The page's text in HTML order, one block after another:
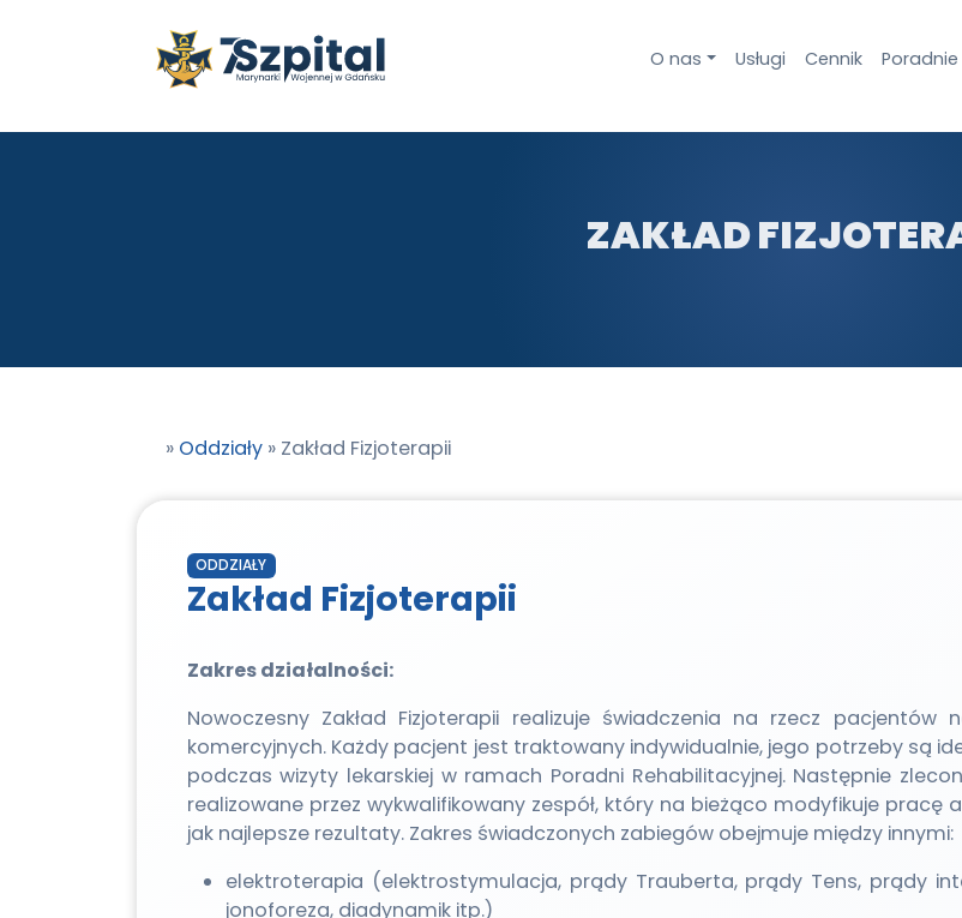
O nas Usługi Cennik Poradnie
ZAKŁAD
» Oddziały » Zakład Fizjoterapii
ODDZIAŁY
Zakład Fizjoterapii
Zakres działalności:
Nowoczesny Zakład Fizjoterapii realizuje świadczenia na rzecz pacjentów
komercyjnych. Każdy pacjent jest traktowany indywidualnie, jego potrzeby są
podczas wizyty lekarskiej w ramach Poradni Rehabilitacyjnej. Następnie
realizowane przez wykwalifikowany zespół, który na bieżąco modyfikuje pracę
jak najlepsze rezultaty. Zakres świadczonych zabiegów obejmuje między innymi:
elektroterapia (elektrostymulacja, prądy Trauberta, prądy Tens, prądy
jonoforeza, diadynamik itp.)